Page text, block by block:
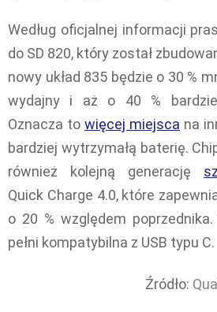
Według oficjalnej informacji
do SD 820, który został
nowy układ 835 będzie o 30 %
wydajny i aż o 40 % bardziej
Oznacza to więcej miejsca na
bardziej wytrzymałą baterię.
również kolejną generację
Quick Charge 4.0, które
o 20 % względem
pełni kompatybilna z USB typu C.
Źródło: